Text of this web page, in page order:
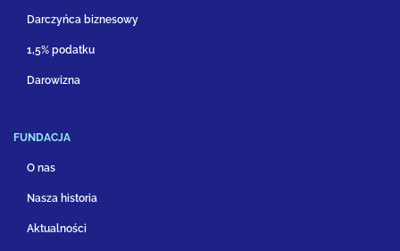
Darczyńca biznesowy
1,5% podatku
Darowizna
FUNDACJA
O nas
Nasza historia
Aktualności